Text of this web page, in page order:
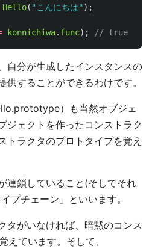
Hello( " こんにちは" );
konnichiwa. func); // true
自分が生成したインスタンスの
することができるわけです。
）も当然オブジェ
ジェクトを作ったコンストラク
トラクタのプロトタイプを覚え
連鎖していること(そしてそれ
プチェーン」といいます。
タがいなければ、暗黙のコンス
えています。そして、